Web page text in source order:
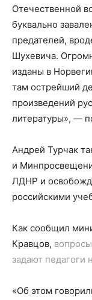
Отечественной
буквально
предателей,
Шухевича.
изданы в
там острейший
произведений
литературы», —
Андрей Турчак
и
ЛДНР и
российскими
Как сообщил
Кравцов,
задают педагоги
«Об этом